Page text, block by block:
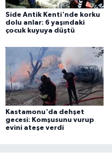
Side Antik Kenti'nde korku
dolu anlar: 6 yaşındaki
çocuk kuyuya düştü
Kastamonu'da dehşet
gecesi: Komşusunu vurup
evini ateşe verdi